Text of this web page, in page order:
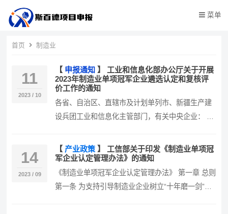
菜单
首页 制造业
11
2023 / 10
【 申报通知 】 工业和信息化部办公厅关于开展
2023年制造业单项冠军企业遴选认定和复核评
价工作的通知
各省、自治区、直辖市及计划单列市、新疆生产建
设兵团工业和信息化主管部门，有关中央企业： 为
14
2023 / 09
【 产业政策 】 工信部关于印发《制造业单项冠
军企业认定管理办法》的通知
《制造业单项冠军企业认定管理办法》 第一章 总则
第一条 为支持引导制造业企业树立“十年磨一剑”的